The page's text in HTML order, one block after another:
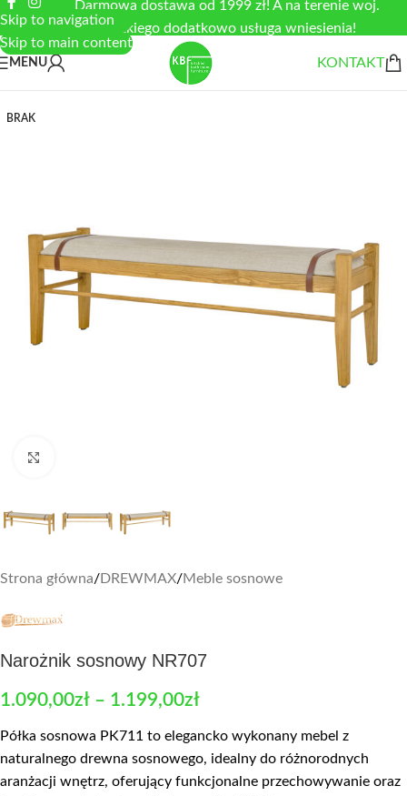
Skip to navigation
Skip to main content
Darmowa dostawa od 1999 zł! A na terenie woj.
łódzkiego dodatkowo usługa wniesienia!
MENU KONTAKT
BRAK
Strona główna/DREWMAX/Meble sosnowe
Narożnik sosnowy NR707
1.090,00zł – 1.199,00zł
Półka sosnowa PK711 to elegancko wykonany mebel z
naturalnego drewna sosnowego, idealny do różnorodnych
aranżacji wnętrz, oferujący funkcjonalne przechowywanie oraz